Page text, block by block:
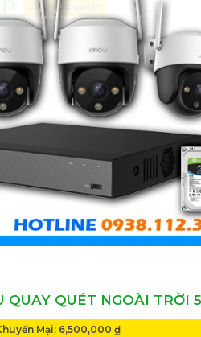
QUAY QUÉT NGOÀI TRỜI
Mại: 6,500,000 ₫